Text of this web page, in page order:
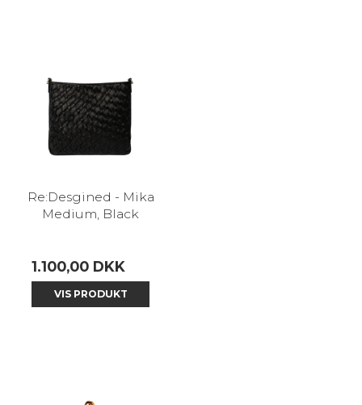
Re:Desgined - Mika
Medium, Black
1.100,00 DKK
VIS PRODUKT